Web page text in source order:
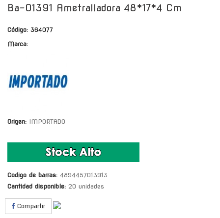
Ba-01391 Ametralladora 48*17*4 Cm
Código: 364077
Marca:
Origen: IMPORTADO
Codigo de barras: 4894457013913
Cantidad disponible: 20 unidades
Compartir